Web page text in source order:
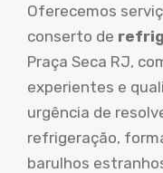
Oferecemos
conserto de
Praça Seca RJ,
experientes e
urgência de
refrigeração,
barulhos